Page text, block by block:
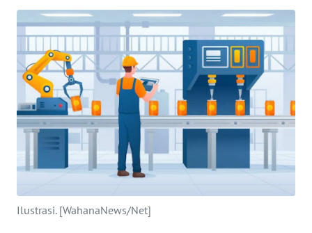
Ilustrasi. [WahanaNews/Net]
SAINS-TEKNO
KESEHATAN
INTERNASIONAL
SERBA-SERBI